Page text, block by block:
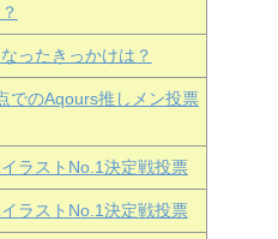
ったきっかけは？
でのAqours推しメン投票
ラストNo.1決定戦投票
ラストNo.1決定戦投票